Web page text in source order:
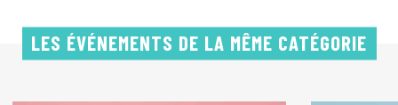
LES ÉVÉNEMENTS DE LA MÊME CATÉGORIE